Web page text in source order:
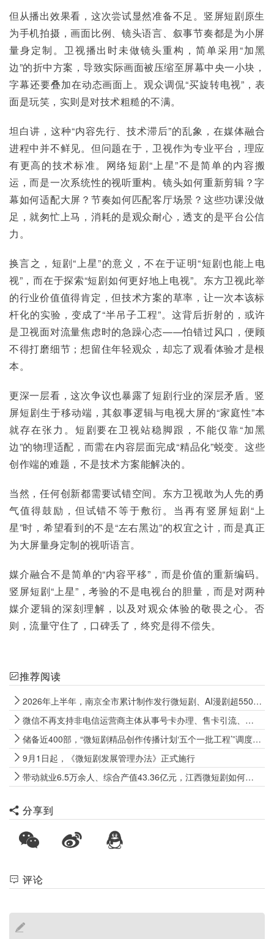
但从播出效果看，这次尝试显然准备不足。竖屏短剧原生
为手机拍摄，画面比例、镜头语言、叙事节奏都是为小屏
量身定制。卫视播出时未做镜头重构，简单采用“加黑
边”的折中方案，导致实际画面被压缩至屏幕中央一小块，
字幕还要叠加在动态画面上。观众调侃“买旋转电视”，表
面是玩笑，实则是对技术粗糙的不满。
坦白讲，这种“内容先行、技术滞后”的乱象，在媒体融合
进程中并不鲜见。但问题在于，卫视作为专业平台，理应
有更高的技术标准。网络短剧“上星”不是简单的内容搬
运，而是一次系统性的视听重构。镜头如何重新剪辑？字
幕如何适配大屏？节奏如何匹配客厅场景？这些功课没做
足，就匆忙上马，消耗的是观众耐心，透支的是平台公信
力。
换言之，短剧“上星”的意义，不在于证明“短剧也能上电
视”，而在于探索“短剧如何更好地上电视”。东方卫视此举
的行业价值值得肯定，但技术方案的草率，让一次本该标
杆化的实验，变成了“半吊子工程”。这背后折射的，或许
是卫视面对流量焦虑时的急躁心态——怕错过风口，便顾
不得打磨细节；想留住年轻观众，却忘了观看体验才是根
本。
更深一层看，这次争议也暴露了短剧行业的深层矛盾。竖
屏短剧生于移动端，其叙事逻辑与电视大屏的“家庭性”本
就存在张力。短剧要在卫视站稳脚跟，不能仅靠“加黑
边”的物理适配，而需在内容层面完成“精品化”蜕变。这些
创作端的难题，不是技术方案能解决的。
当然，任何创新都需要试错空间。东方卫视敢为人先的勇
气值得鼓励，但试错不等于敷衍。当再有竖屏短剧“上
星”时，希望看到的不是“左右黑边”的权宜之计，而是真正
为大屏量身定制的视听语言。
媒介融合不是简单的“内容平移”，而是价值的重新编码。
竖屏短剧“上星”，考验的不是电视台的胆量，而是对两种
媒介逻辑的深刻理解，以及对观众体验的敬畏之心。否
则，流量守住了，口碑丢了，终究是得不偿失。
推荐阅读
2026年上半年，南京全市累计制作发行微短剧、AI漫剧超5500部
微信不再支持非电信运营商主体从事号卡办理、售卡引流、代办开卡等经营行为
储备近400部，“微短剧精品创作传播计划‘五个一批工程’”调度会召开
9月1日起，《微短剧发展管理办法》正式施行
带动就业6.5万余人、综合产值43.36亿元，江西微短剧如何向上生长？
分享到
评论